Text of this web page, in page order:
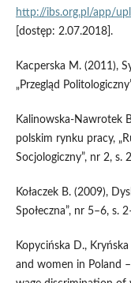
http://ibs.org.pl/app/
[dostęp: 2.07.2018].
Kacperska M. (2011),
„Przegląd
Kalinowska‑Nawrotek
polskim rynku pracy,
Socjologiczny”, nr 2, s.
Kołaczek B. (2009),
Społeczna”, nr 5–6, s.
Kopycińska D.,
and women in Poland